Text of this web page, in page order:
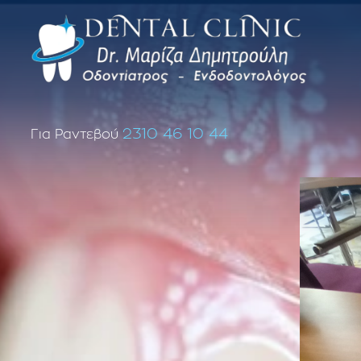
Για Ραντεβού 2310 46 10 44